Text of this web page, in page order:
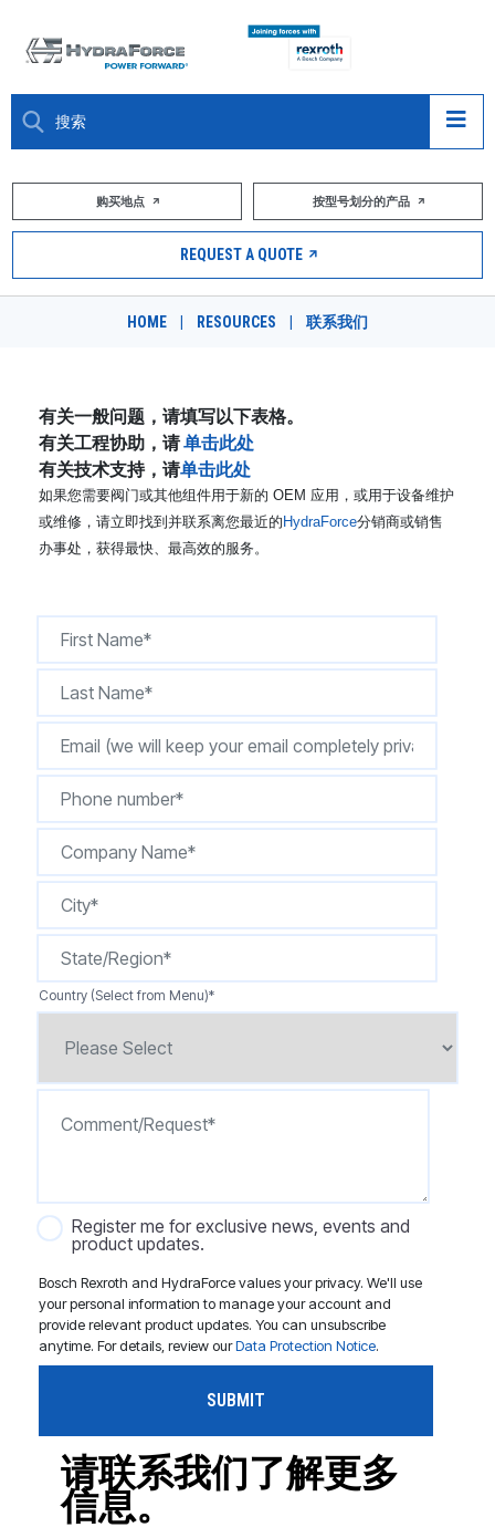
大约关于
市场
职业
DESIGN TOOLS
CONTACT
购买地点
购买地点 按型号划分的产品
REQUEST A QUOTE
HOME RESOURCES 联系我们
有关一般问题，请填写以下表格。
有关工程协助，请单击此处
有关技术支持，请单击此处
如果您需要阀门或其他组件用于新的 OEM 应用，或用于设备维护
或维修，请立即找到并联系离您最近的 HydraForce分销商或销售
办事处，获得最快、最高效的服务。
Country (Select from Menu)*
Register me for exclusive news, events and
product updates.
Bosch Rexroth and HydraForce values your privacy. We'll use
your personal information to manage your account and
provide relevant product updates. You can unsubscribe
anytime. For details, review ourData Protection Notice.
请联系我们了解更多
信息。